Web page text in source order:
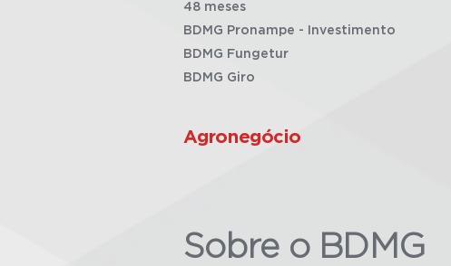
48 meses
BDMG Pronampe - Investimento
BDMG Fungetur
BDMG Giro
Agronegócio
Sobre o BDMG